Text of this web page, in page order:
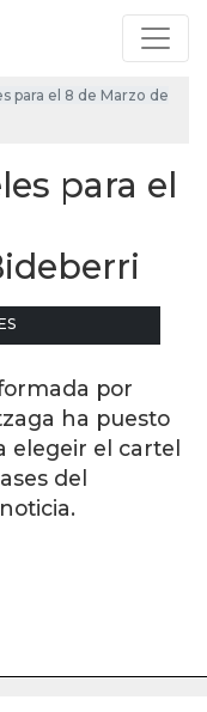
para el 8 de Marzo de
para el
por
ha puesto
el cartel
del